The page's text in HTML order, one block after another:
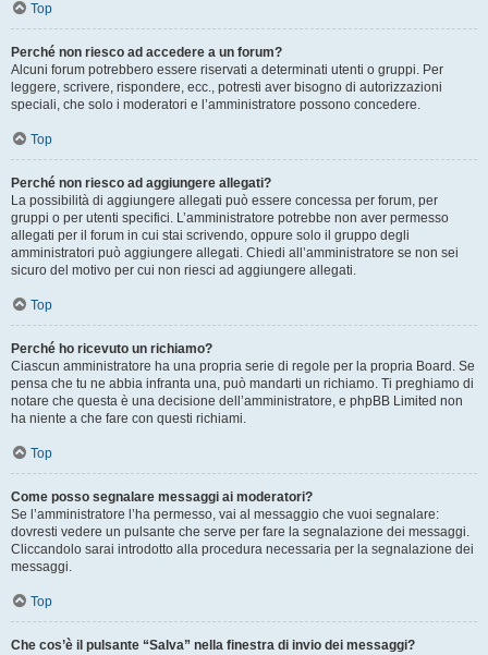
Top
Perché non riesco ad accedere a un forum?
Alcuni forum potrebbero essere riservati a determinati utenti o gruppi. Per
leggere, scrivere, rispondere, ecc., potresti aver bisogno di autorizzazioni
speciali, che solo i moderatori e l’amministratore possono concedere.
Top
Perché non riesco ad aggiungere allegati?
La possibilità di aggiungere allegati può essere concessa per forum, per
gruppi o per utenti specifici. L’amministratore potrebbe non aver permesso
allegati per il forum in cui stai scrivendo, oppure solo il gruppo degli
amministratori può aggiungere allegati. Chiedi all’amministratore se non sei
sicuro del motivo per cui non riesci ad aggiungere allegati.
Top
Perché ho ricevuto un richiamo?
Ciascun amministratore ha una propria serie di regole per la propria Board. Se
pensa che tu ne abbia infranta una, può mandarti un richiamo. Ti preghiamo di
notare che questa è una decisione dell’amministratore, e phpBB Limited non
ha niente a che fare con questi richiami.
Top
Come posso segnalare messaggi ai moderatori?
Se l’amministratore l’ha permesso, vai al messaggio che vuoi segnalare:
dovresti vedere un pulsante che serve per fare la segnalazione dei messaggi.
Cliccandolo sarai introdotto alla procedura necessaria per la segnalazione dei
messaggi.
Top
Che cos’è il pulsante “Salva” nella finestra di invio dei messaggi?